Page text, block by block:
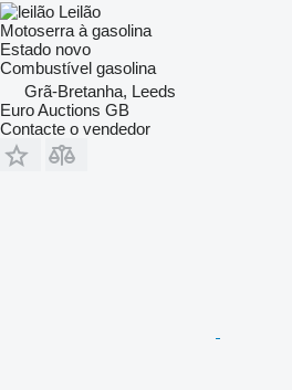
Leilão
Motoserra à gasolina
Estado novo
Combustível gasolina
Grã-Bretanha, Leeds
Euro Auctions GB
Contacte o vendedor